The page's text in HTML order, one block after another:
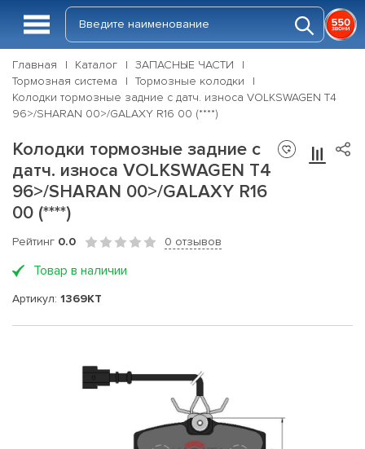
Главная Каталог
ЗАПАСНЫЕ ЧАСТИ
Тормозная система
Тормозные колодки
Колодки тормозные задние с датч. износа VOLKSWAGEN T4
96>/SHARAN 00>/GALAXY R16 00 (****)
Колодки тормозные задние с
датч. износа VOLKSWAGEN T4
96>/SHARAN 00>/GALAXY R16
00 (****)
Рейтинг 0.0 0 отзывов
Товар в наличии
Артикул: 1369KT